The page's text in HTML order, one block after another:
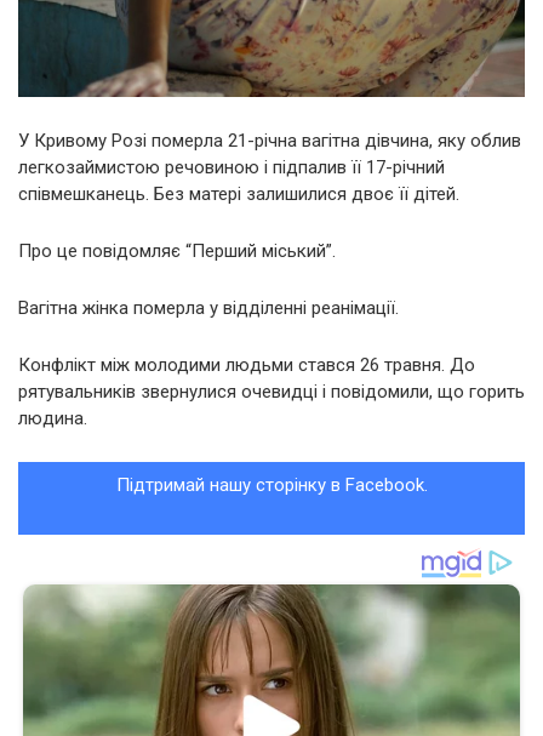
У Кривому Розі померла 21-річна вагітна дівчина, яку облив
легкозаймистою речовиною і підпалив її 17-річний
співмешканець. Без матері залишилися двоє її дітей.
Про це повідомляє “Перший міський”.
Вагітна жінка померла у відділенні реанімації.
Конфлікт між молодими людьми стався 26 травня. До
рятувальників звернулися очевидці і повідомили, що горить
людина.
Підтримай нашу сторінку в Facebook.